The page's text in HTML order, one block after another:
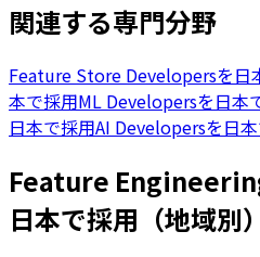
関連する専門分野
Feature Store Developersを日
本で採用ML Developersを日本
日本で採用AI Developersを日
Feature
日本で採用（地域別）